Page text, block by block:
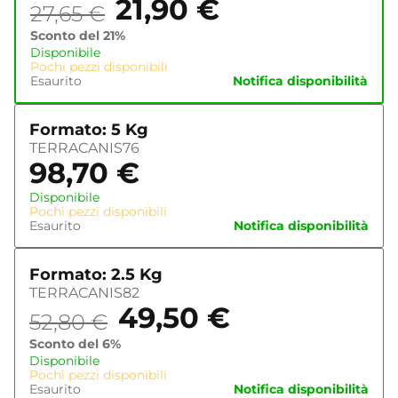
27,65€ 21,90 €
Sconto del 21%
Disponibile
Pochi pezzi disponibili
Esaurito
Notifica disponibilità
Formato: 5 Kg
TERRACANIS76
98,70 €
Disponibile
Pochi pezzi disponibili
Esaurito
Notifica disponibilità
Formato: 2.5 Kg
TERRACANIS82
52,80€ 49,50 €
Sconto del 6%
Disponibile
Pochi pezzi disponibili
Esaurito
Notifica disponibilità